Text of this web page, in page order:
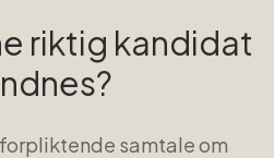
riktig kandidat
?
samtale om